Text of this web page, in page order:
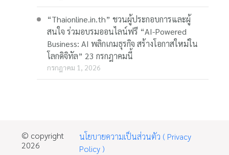
“Thaionline.in.th” ชวนผู้ประกอบการและผู้
สนใจ ร่วมอบรมออนไลน์ฟรี “AI-Powered
Business: AI พลิกเกมธุรกิจ สร้างโอกาสใหม่ใน
โลกดิจิทัล” 23 กรกฎาคมนี้
กรกฎาคม 1, 2026
© copyright
2026
นโยบายความเป็นส่วนตัว ( Privacy
Policy )